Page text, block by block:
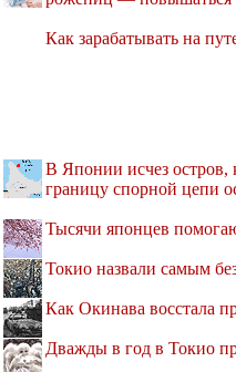
Как зарабатывать на
В Японии исчез остров,
границу спорной цепи
Тысячи японцев
Токио назвали самым
Как Окинава восстала
Дважды в год в Токио